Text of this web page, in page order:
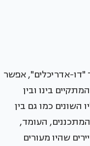
"דו-אדריכלים", אפשר
בינו ובין
השונים כמו גם בין
העומד,
שהיו מעורים